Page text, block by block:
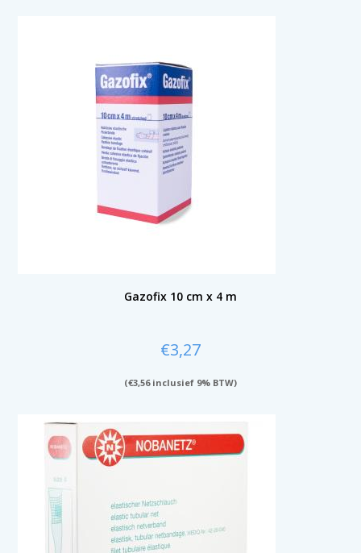
Gazofix 10 cm x 4 m
€3,27
(€3,56inclusief 9% BTW)